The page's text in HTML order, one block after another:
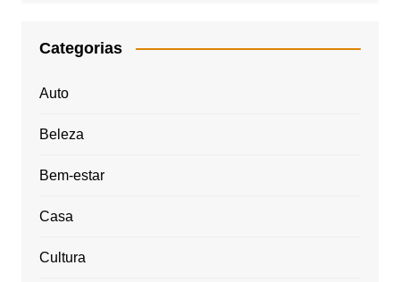
Categorias
Auto
Beleza
Bem-estar
Casa
Cultura